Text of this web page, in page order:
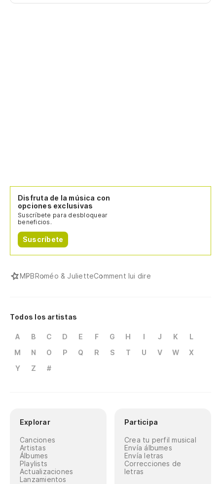
Disfruta de la música con
opciones exclusivas
Suscríbete para desbloquear
beneficios.
Suscríbete
MPBRoméo & JulietteComment lui dire
Todos los artistas
A B C D E F G H I J K
L
M
N O P Q R S T U V W
X
Y
Z #
Explorar
Canciones
Artistas
Álbumes
Playlists
Actualizaciones
Lanzamientos
Participa
Crea tu perfil musical
Envía álbumes
Envía letras
Correcciones de
letras